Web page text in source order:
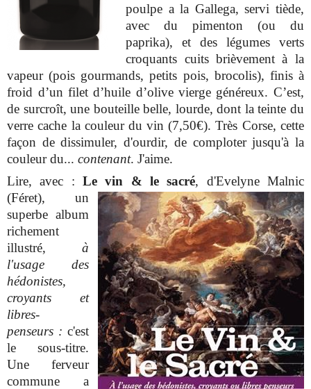
poulpe a la Gallega, servi tiède,
avec du pimenton (ou du
paprika), et des légumes verts
croquants cuits brièvement à la
vapeur (pois gourmands, petits pois, brocolis), finis à
froid d’un filet d’huile d’olive vierge généreux. C’est,
de surcroît, une bouteille belle, lourde, dont la teinte du
verre cache la couleur du vin (7,50€). Très Corse, cette
façon de dissimuler, d'ourdir, de comploter jusqu'à la
couleur du...contenant. J'aime.
Lire, avec :Le vin & le sacré, d'Evelyne Malnic
(Féret), un
superbe album
richement
illustré, à
l'usage des
hédonistes,
croyants et
libres-
penseurs : c'est
le sous-titre.
Une ferveur
commune a